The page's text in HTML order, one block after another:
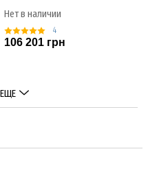
Нет в наличии
4
106 201 грн